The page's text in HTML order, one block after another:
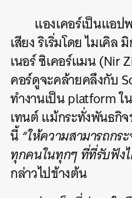
แองเคอร์เป็นแอ
เสียง ริเริ่มโดย ไมเคิล
เนอร์ ซิเคอร์แมน (Nir
คอร์ดูจะคล้ายคลึงกับ
ทำงานเป็น platform
เทนต์ แม้กระทั่งพันธกิ
นี้“ให้ความสามารถก
ทุกคนในทุกๆ ที่ที่รับฟัง
กล่าวไปข้างต้น